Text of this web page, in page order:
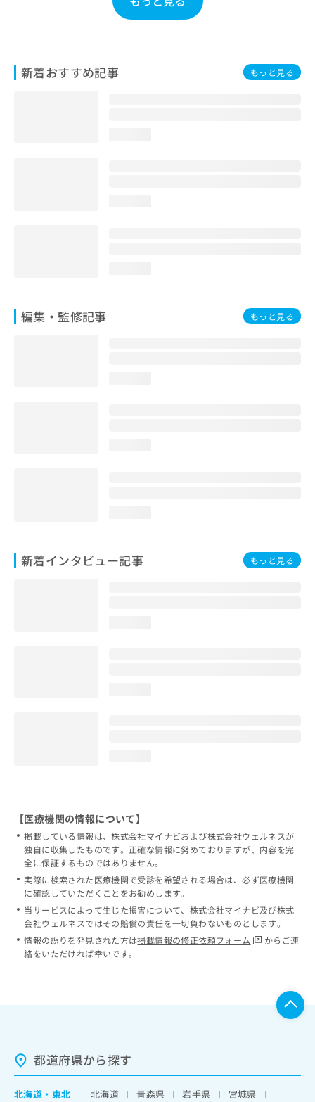
新着おすすめ記事 もっと見る
編集・監修記事 もっと見る
新着インタビュー記事 もっと見る
わ
せ
【医療機関の情報について】
掲載している情報は、株式会社マイナビおよび株式会社ウェルネスが
独自に収集したものです。正確な情報に努めておりますが、内容を完
全に保証するものではありません。
実際に検索された医療機関で受診を希望される場合は、必ず医療機関
に確認していただくことをお勧めします。
当サービスによって生じた損害について、株式会社マイナビ及び株式
会社ウェルネスではその賠償の責任を一切負わないものとします。
情報の誤りを発見された方は掲載情報の修正依頼フォーム
からご連
絡をいただければ幸いです。
都道府県から探す
北海道 ・ 東北 北海道 青森県 岩手県
宮城県